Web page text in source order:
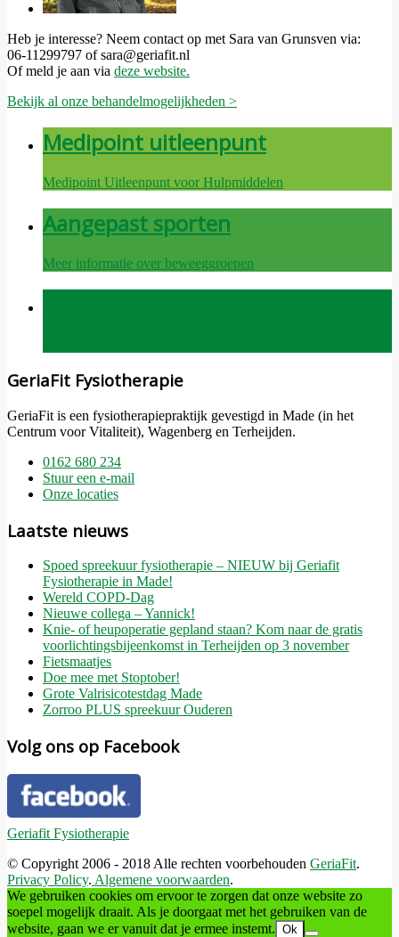
Heb je interesse? Neem contact op met Sara van Grunsven via:
06-11299797 of sara@geriafit.nl
Of meld je aan via deze website.
Bekijk al onze behandelmogelijkheden >
Medipoint uitleenpunt
Medipoint Uitleenpunt voor Hulpmiddelen
Aangepast sporten
Meer informatie over beweeggroepen
GeriaFit Fysiotherapie
GeriaFit is een fysiotherapiepraktijk gevestigd in Made (in het
Centrum voor Vitaliteit), Wagenberg en Terheijden.
0162 680 234
Stuur een e-mail
Onze locaties
Laatste nieuws
Spoed spreekuur fysiotherapie – NIEUW bij Geriafit
Fysiotherapie in Made!
Wereld COPD-Dag
Nieuwe collega – Yannick!
Knie- of heupoperatie gepland staan? Kom naar de gratis
voorlichtingsbijeenkomst in Terheijden op 3 november
Fietsmaatjes
Doe mee met Stoptober!
Grote Valrisicotestdag Made
Zorroo PLUS spreekuur Ouderen
Volg ons op Facebook
Geriafit Fysiotherapie
© Copyright 2006 - 2018 Alle rechten voorbehouden GeriaFit.
Privacy Policy. Algemene voorwaarden.
We gebruiken cookies om ervoor te zorgen dat onze website zo
soepel mogelijk draait. Als je doorgaat met het gebruiken van de
website, gaan we er vanuit dat je ermee instemt. Ok